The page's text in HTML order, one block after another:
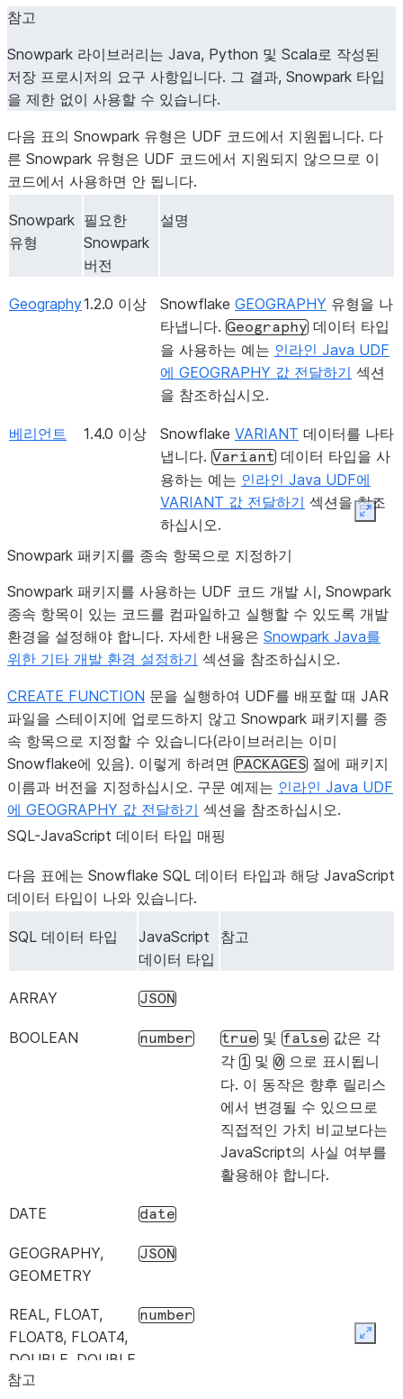
TIMESTAMP_LTZ
에 맞아야
TIMESTAMP_LTZ String
[ 1
TIMESTAMP_NTZ java.sql.Timestamp
과적으로 부
으로 처리합
String
wallclock 시
으로 처리합
식은DY,
YYYY
다.[2],[3
TIMESTAMP_TZ java.sql.Timestamp
TIMESTAMP_TZ String 출력 형식은
MON
YYYY
입니다. [ 1],
VARCHAR
VARIANT 베리언트 베리언트데
Snowpark
클래스입니
지 유형섹션
참고
Snowpark 라이브러리는 Java, Python 및 Scala로 작성된
저장 프로시저의 요구 사항입니다. 그 결과, Snowpark 타입
을 제한 없이 사용할 수 있습니다.
다음 표의 Snowpark 유형은 UDF 코드에서 지원됩니다. 다
른 Snowpark 유형은 UDF 코드에서 지원되지 않으므로 이
코드에서 사용하면 안 됩니다.
Snowpark
유형
필요한
Snowpark
버전
설명
Geography1.2.0 이상 Snowflake GEOGRAPHY 유형을 나
타냅니다. Geography 데이터 타입
을 사용하는 예는 인라인 Java UDF
에 GEOGRAPHY 값 전달하기 섹션
을 참조하십시오.
베리언트 1.4.0 이상 Snowflake VARIANT 데이터를 나타
냅니다. Variant 데이터 타입을 사
용하는 예는 인라인 Java UDF에
VARIANT 값 전달하기 섹션을 참조
하십시오.
Snowpark 패키지를 종속 항목으로 지정하기
Snowpark 패키지를 사용하는 UDF 코드 개발 시, Snowpark
종속 항목이 있는 코드를 컴파일하고 실행할 수 있도록 개발
환경을 설정해야 합니다. 자세한 내용은 Snowpark Java를
위한 기타 개발 환경 설정하기 섹션을 참조하십시오.
CREATE FUNCTION 문을 실행하여 UDF를 배포할 때 JAR
파일을 스테이지에 업로드하지 않고 Snowpark 패키지를 종
속 항목으로 지정할 수 있습니다(라이브러리는 이미
Snowflake에 있음). 이렇게 하려면 PACKAGES 절에 패키지
이름과 버전을 지정하십시오. 구문 예제는 인라인 Java UDF
에 GEOGRAPHY 값 전달하기 섹션을 참조하십시오.
SQL-JavaScript 데이터 타입 매핑
다음 표에는 Snowflake SQL 데이터 타입과 해당 JavaScript
데이터 타입이 나와 있습니다.
SQL 데이터 타입
JavaScript
데이터 타입
참고
ARRAY JSON
BOOLEAN number true 및 false 값은 각
각 1 및 0 으로 표시됩니
다. 이 동작은 향후 릴리스
에서 변경될 수 있으므로
직접적인 가치 비교보다는
JavaScript의 사실 여부를
활용해야 합니다.
DATE date
GEOGRAPHY,
GEOMETRY
JSON
REAL, FLOAT,
FLOAT8, FLOAT4,
DOUBLE, DOUBLE
PRECISION
number
참고